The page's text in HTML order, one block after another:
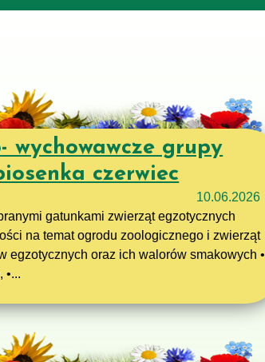
wychowawcze grupy
czerwiec
10.06.2026
gatunkami zwierząt egzotycznych
na temat ogrodu zoologicznego i zwierząt
egzotycznych oraz ich walorów smakowych •